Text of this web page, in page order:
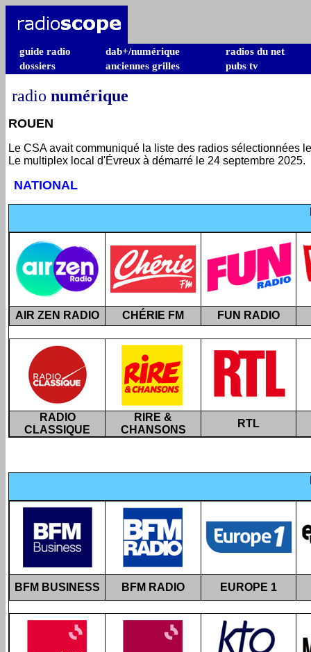
guide radio dab+/numérique
radios du net
dossiers
anciennes grilles pubs tv
radio numérique
ROUEN
Le CSA avait communiqué la liste des radios sélectionnées
Le multiplex local d'Évreux à démarré le 24 septembre 2025.
NATIONAL
AIR ZEN RADIO CHÉRIE FM FUN RADIO
RADIO
CLASSIQUE
RIRE &
CHANSONS
RTL
BFM BUSINESS BFM RADIO EUROPE 1